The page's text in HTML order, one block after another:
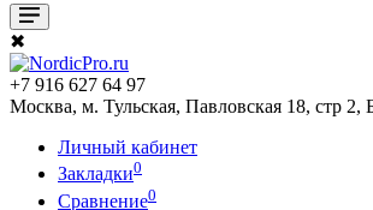
✖
+7 916 627 64 97
Москва, м. Тульская, Павловская 18, стр
Личный кабинет
Закладки0
Сравнение0